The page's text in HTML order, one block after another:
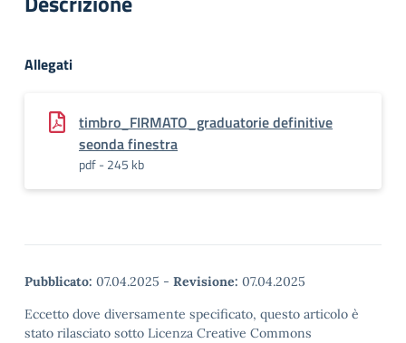
Allegati
timbro_FIRMATO_graduatorie definitive
seonda finestra
pdf - 245 kb
Pubblicato: 07.04.2025 - Revisione: 07.04.2025
Eccetto dove diversamente specificato, questo articolo è
stato rilasciato sotto Licenza Creative Commons